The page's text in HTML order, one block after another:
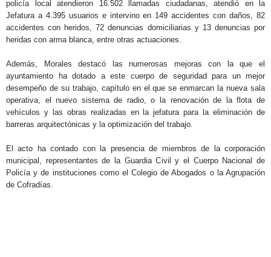
policía local atendieron 16.502 llamadas ciudadanas, atendió en la
Jefatura a 4.395 usuarios e intervino en 149 accidentes con daños, 82
accidentes con heridos, 72 denuncias domiciliarias y 13 denuncias por
heridas con arma blanca, entre otras actuaciones.
Además, Morales destacó las numerosas mejoras con la que el
ayuntamiento ha dotado a este cuerpo de seguridad para un mejor
desempeño de su trabajo, capítulo en el que se enmarcan la nueva sala
operativa, el nuevo sistema de radio, o la renovación de la flota de
vehículos y las obras realizadas en la jefatura para la eliminación de
barreras arquitectónicas y la optimización del trabajo.
El acto ha contado con la presencia de miembros de la corporación
municipal, representantes de la Guardia Civil y el Cuerpo Nacional de
Policía y de instituciones como el Colegio de Abogados o la Agrupación
de Cofradías.